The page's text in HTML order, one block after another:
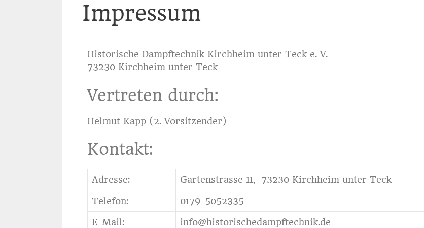
Impressum
Historische Dampftechnik Kirchheim unter Teck e. V.
73230 Kirchheim unter Teck
Vertreten durch:
Helmut Kapp (2. Vorsitzender)
Kontakt:
Adresse:
Gartenstrasse 11, 73230 Kirchheim unter Teck
Telefon:
0179-5052335
E-Mail:
info@historischedampftechnik.de